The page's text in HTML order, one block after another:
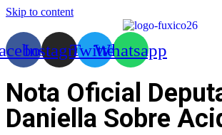
Skip to content
InstagramTwitterWhatsapp
Nota Oficial
Daniella Sobre